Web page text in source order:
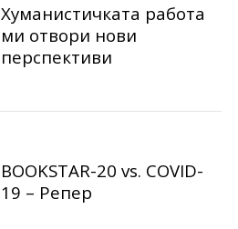
Хуманистичката работа
ми отвори нови
перспективи
BOOKSTAR-20 vs. COVID-
19 – Репер